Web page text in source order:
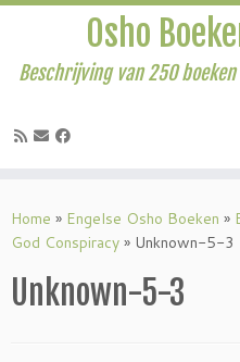
naar
inhoud
Osho
Beschrijving van 250
Home » Engelse Osho Boeken »
God Conspiracy » Unknown-5-3
Unknown-5-3